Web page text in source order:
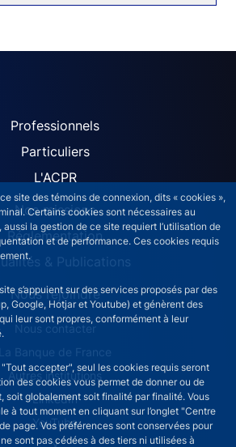
site des témoins de connexion, dits « cookies »,
Certains cookies sont nécessaires au
la gestion de ce site requiert l’utilisation de
et de performance. Ces cookies requis
s’appuient sur des services proposés par des
Google, Hotjar et Youtube) et génèrent des
leur sont propres, conformément à leur
accepter", seul les cookies requis seront
des cookies vous permet de donner ou de
soit globalement soit finalité par finalité. Vous
à tout moment en cliquant sur l’onglet "Centre
page. Vos préférences sont conservées pour
sont pas cédées à des tiers ni utilisées à
navigation
Professionnels
Particuliers
L'ACPR
Nos missions
Réglementation
& Publications
Nous rejoindre
menu (French)
Nous contacter
La Banque de France
Autres institutions
LinkedIn
YouTube